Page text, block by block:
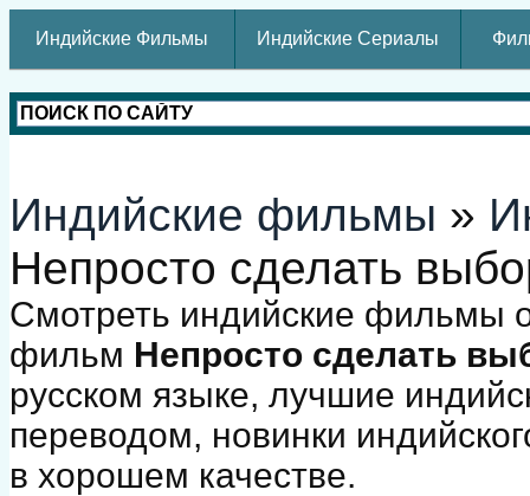
Индийские Фильмы Индийские Сериалы
Индийские фильмы »
Непросто сделать
Смотреть индийские фильмы
фильм Непросто сделать
русском языке, лучшие
переводом, новинки
в хорошем качестве.